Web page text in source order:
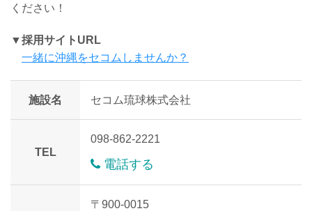
ください！
▼採用サイトURL
一緒に沖縄をセコムしませんか？
施設名 セコム琉球株式会社
TEL
098-862-2221
電話する
〒900-0015